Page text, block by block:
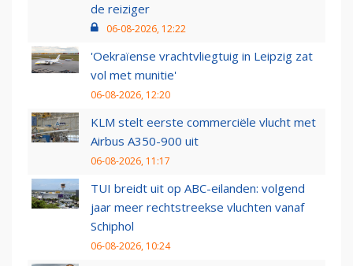
de reiziger
06-08-2026, 12:22
'Oekraïense vrachtvliegtuig in Leipzig zat
vol met munitie'
06-08-2026, 12:20
KLM stelt eerste commerciële vlucht met
Airbus A350-900 uit
06-08-2026, 11:17
TUI breidt uit op ABC-eilanden: volgend
jaar meer rechtstreekse vluchten vanaf
Schiphol
06-08-2026, 10:24